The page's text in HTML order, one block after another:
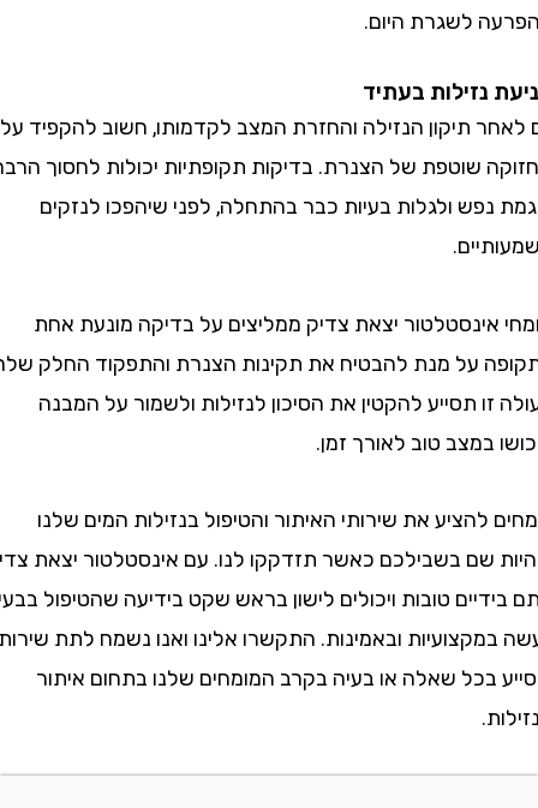
לשגרת היום.
בעתיד
תיקון הנזילה והחזרת המצב לקדמותו, חשוב להקפיד על
שוטפת של הצנרת. בדיקות תקופתיות יכולות לחסוך הרבה
ולגלות בעיות כבר בהתחלה, לפני שיהפכו לנזקים
יצאת צדיק ממליצים על בדיקה מונעת אחת
על מנת להבטיח את תקינות הצנרת והתפקוד החלק שלה.
תסייע להקטין את הסיכון לנזילות ולשמור על המבנה
במצב טוב לאורך זמן.
את שירותי האיתור והטיפול בנזילות המים שלנו
שם בשבילכם כאשר תזדקקו לנו. עם אינסטלטור יצאת צדיק
טובות ויכולים לישון בראש שקט בידיעה שהטיפול בבעיה
ובאמינות. התקשרו אלינו ואנו נשמח לתת שירות
בכל שאלה או בעיה בקרב המומחים שלנו בתחום איתור